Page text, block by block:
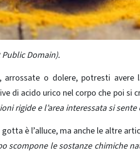
Domain).
arrossate o dolere, potresti
di acido urico nel corpo che poi si
rigide e l’area interessata si
gotta è l’alluce, ma anche le altre
scompone le sostanze chimiche